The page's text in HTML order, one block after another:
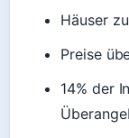
Häuser
Preise
14% der